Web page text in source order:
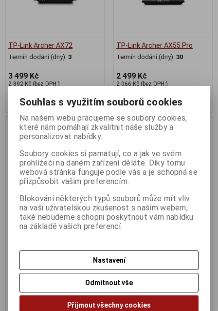
TP-Link Archer AX72
Termín dodání (dny): 3
3 499 Kč
2 892 Kč (bez DPH:)
Koupit
TP-Link Archer AX55 Pro
Termín dodání (dny): 30
2 499 Kč
2 066 Kč (bez DPH:)
Koupit
TP-Link Archer GX90 WiFi 6
Koupit
TP-Link Archer AX53, AX3000
AX3000 Dual Band Gigabit Wi-Fi
1 899 Kč
Souhlas s využitím souborů cookies
Na našem webu pracujeme se soubory cookies,
které nám pomáhají zkvalitnit naše služby a
personalizovat nabídky.
Soubory cookies si pamatují, co a jak ve svém
prohlížeči na daném zařízení děláte. Díky tomu
webová stránka funguje podle vás a je schopná se
přizpůsobit vašim preferencím.
Blokování některých typů souborů může mít vliv
na vaši uživatelskou zkušenost s naším webem,
také nebudeme schopni poskytnout vám nabídku
na základě vašich preferencí.
Nastavení
Odmítnout vše
Přijmout všechny cookies